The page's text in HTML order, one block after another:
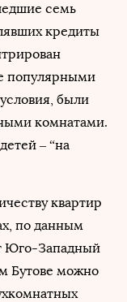
семь
кредиты
популярными
были
комнатами.
– “на
квартир
по данным
Юго-Западный
Бутове можно